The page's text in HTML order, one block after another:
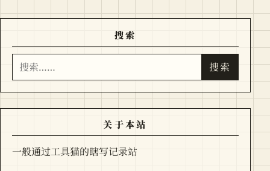
搜索
搜索 搜索
关于本站
一般通过工具猫的瞎写记录站